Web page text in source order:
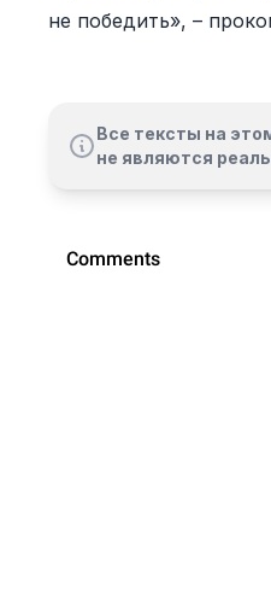
не победить», –
Все тексты на
не являются